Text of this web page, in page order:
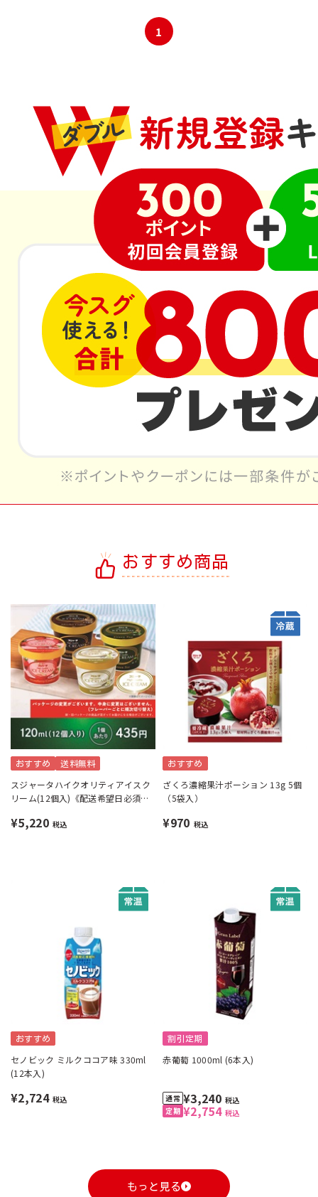
1
おすすめ商品
おすすめ 送料無料
スジャータハイクオリティアイスク
リーム(12個入)《配送希望日必須※
¥5,220 税込
おすすめ
ざくろ濃縮果汁ポーション 13g 5個
（5袋入）
¥970 税込
おすすめ
セノビック ミルクココア味 330ml
(12本入)
¥2,724 税込
割引定期
赤葡萄 1000ml (6本入)
¥2,754 税込
¥3,240 税込
もっと見る